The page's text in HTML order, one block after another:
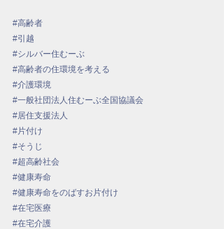
#高齢者
#引越
#シルバー住むーぶ
#高齢者の住環境を考える
#介護環境
#一般社団法人住むーぶ全国協議会
#居住支援法人
#片付け
#そうじ
#超高齢社会
#健康寿命
#健康寿命をのばすお片付け
#在宅医療
#在宅介護